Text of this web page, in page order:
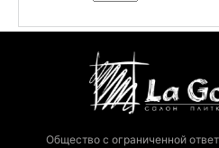
Общество с ограниченной